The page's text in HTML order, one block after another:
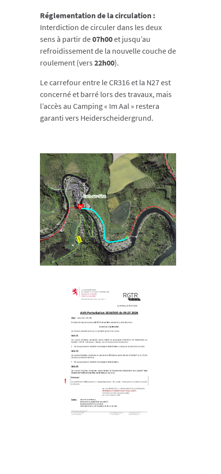
Réglementation de la circulation :
Interdiction de circuler dans les deux
sens à partir de07h00et jusqu’au
refroidissement de la nouvelle couche de
roulement (vers 22h00).
Le carrefour entre le CR316 et la N27 est
concerné et barré lors des travaux, mais
l’accès au Camping « Im Aal » restera
garanti vers Heiderscheidergrund.